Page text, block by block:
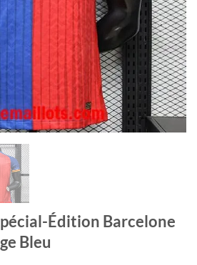
Édition Barcelone
Bleu